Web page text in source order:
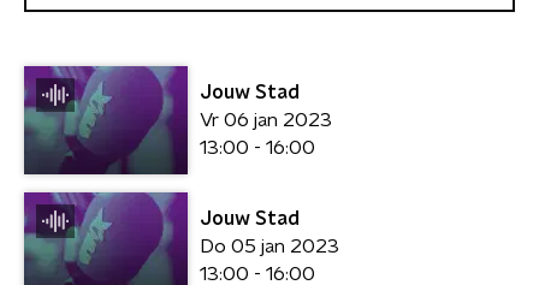
Jouw Stad
Vr 06 jan 2023
13:00 - 16:00
Jouw Stad
Do 05 jan 2023
13:00 - 16:00